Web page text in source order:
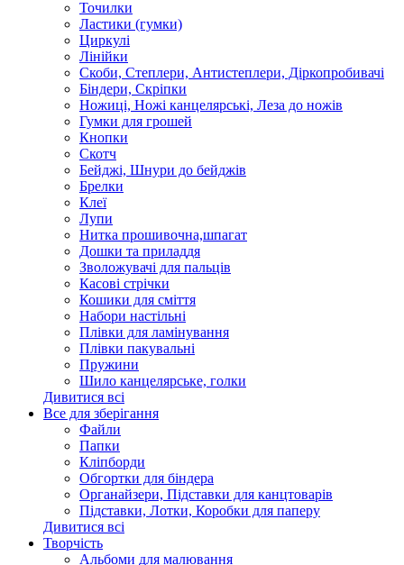
Точилки
Ластики (гумки)
Циркулі
Лінійки
Скоби, Степлери, Антистеплери, Діркопробивачі
Біндери, Скріпки
Ножиці, Ножі канцелярські, Леза до ножів
Гумки для грошей
Кнопки
Скотч
Бейджі, Шнури до бейджів
Брелки
Клеї
Лупи
Нитка прошивочна,шпагат
Дошки та приладдя
Зволожувачі для пальців
Касові стрічки
Кошики для сміття
Набори настільні
Плівки для ламінування
Плівки пакувальні
Пружини
Шило канцелярське, голки
Дивитися всі
Все для зберігання
Файли
Папки
Кліпборди
Обгортки для біндера
Органайзери, Підставки для канцтоварів
Підставки, Лотки, Коробки для паперу
Дивитися всі
Творчість
Альбоми для малювання